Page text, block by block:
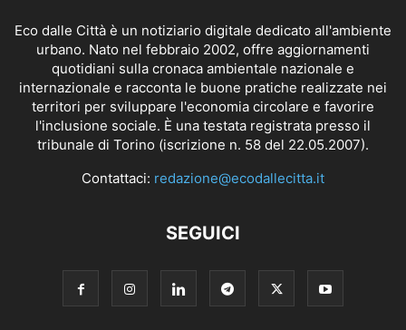
Eco dalle Città è un notiziario digitale dedicato all'ambiente
urbano. Nato nel febbraio 2002, offre aggiornamenti
quotidiani sulla cronaca ambientale nazionale e
internazionale e racconta le buone pratiche realizzate nei
territori per sviluppare l'economia circolare e favorire
l'inclusione sociale. È una testata registrata presso il
tribunale di Torino (iscrizione n. 58 del 22.05.2007).
Contattaci: redazione@ecodallecitta.it
SEGUICI